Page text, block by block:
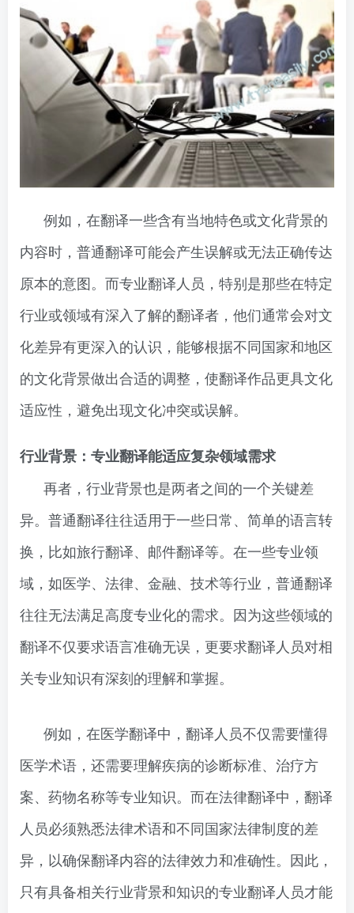
例如，在翻译一些含有当地特色或文化背景的
内容时，普通翻译可能会产生误解或无法正确传达
原本的意图。而专业翻译人员，特别是那些在特定
行业或领域有深入了解的翻译者，他们通常会对文
化差异有更深入的认识，能够根据不同国家和地区
的文化背景做出合适的调整，使翻译作品更具文化
适应性，避免出现文化冲突或误解。
行业背景：专业翻译能适应复杂领域需求
再者，行业背景也是两者之间的一个关键差
异。普通翻译往往适用于一些日常、简单的语言转
换，比如旅行翻译、邮件翻译等。在一些专业领
域，如医学、法律、金融、技术等行业，普通翻译
往往无法满足高度专业化的需求。因为这些领域的
翻译不仅要求语言准确无误，更要求翻译人员对相
关专业知识有深刻的理解和掌握。
例如，在医学翻译中，翻译人员不仅需要懂得
医学术语，还需要理解疾病的诊断标准、治疗方
案、药物名称等专业知识。而在法律翻译中，翻译
人员必须熟悉法律术语和不同国家法律制度的差
异，以确保翻译内容的法律效力和准确性。因此，
只有具备相关行业背景和知识的专业翻译人员才能